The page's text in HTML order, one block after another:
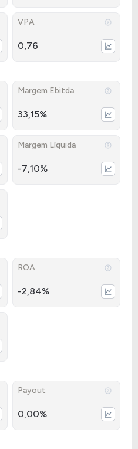
VPA
0,76
Margem Ebitda
33,15%
Margem Líquida
-7,10%
ROA
-2,84%
Payout
0,00%